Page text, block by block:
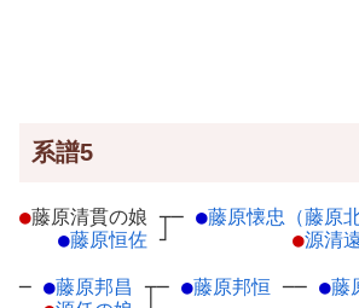
系譜5
●藤原清貫の娘 ┬
●藤原恒佐 ┘
─ ●藤原懐忠（藤原北
●源清
─ ●藤原邦昌 ┬─ ●藤原邦恒 ── ●藤